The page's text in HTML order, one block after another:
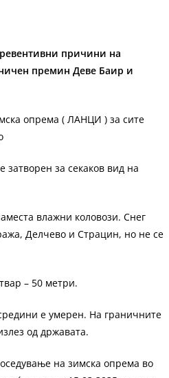
причини на
премин Деве Баир и
опрема ( ЛАНЦИ ) за сите
за секаков вид на
влажни коловози. Снег
Делчево и Страцин, но не се
– 50 метри.
е умерен. На граничните
од државата.
на зимска опрема во